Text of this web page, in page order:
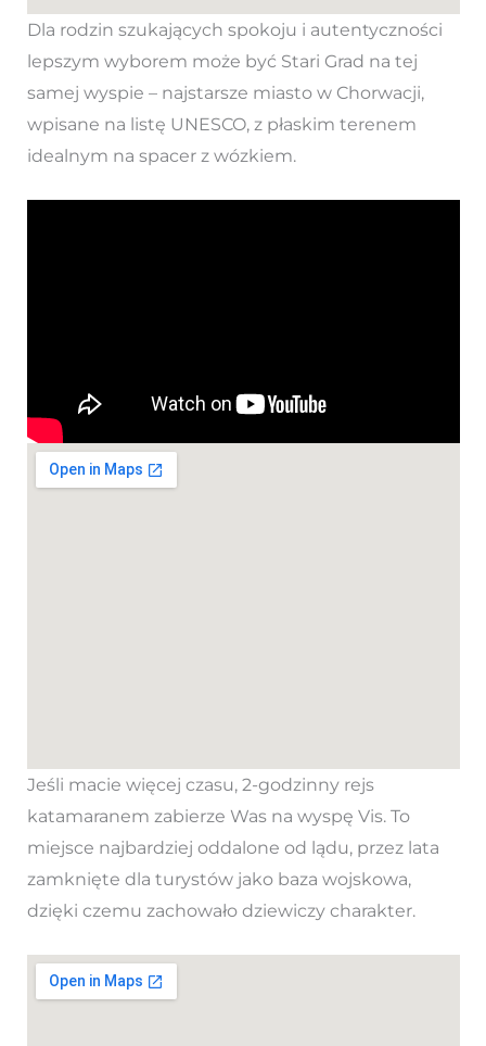
Dla rodzin szukających spokoju i autentyczności
lepszym wyborem może być Stari Grad na tej
samej wyspie – najstarsze miasto w Chorwacji,
wpisane na listę UNESCO, z płaskim terenem
idealnym na spacer z wózkiem.
Jeśli macie więcej czasu, 2-godzinny rejs
katamaranem zabierze Was na wyspę Vis. To
miejsce najbardziej oddalone od lądu, przez lata
zamknięte dla turystów jako baza wojskowa,
dzięki czemu zachowało dziewiczy charakter.